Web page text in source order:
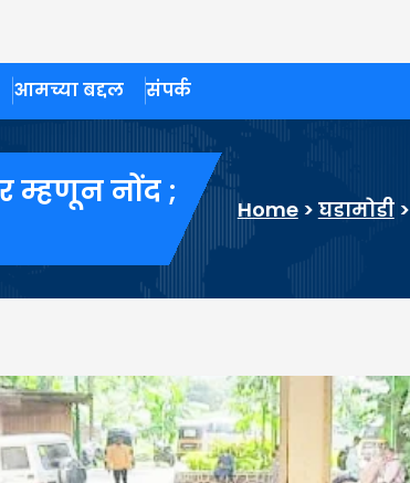
आमच्या बद्दल संपर्क
म्हणून नोंद ;
Home> घडामोडी>